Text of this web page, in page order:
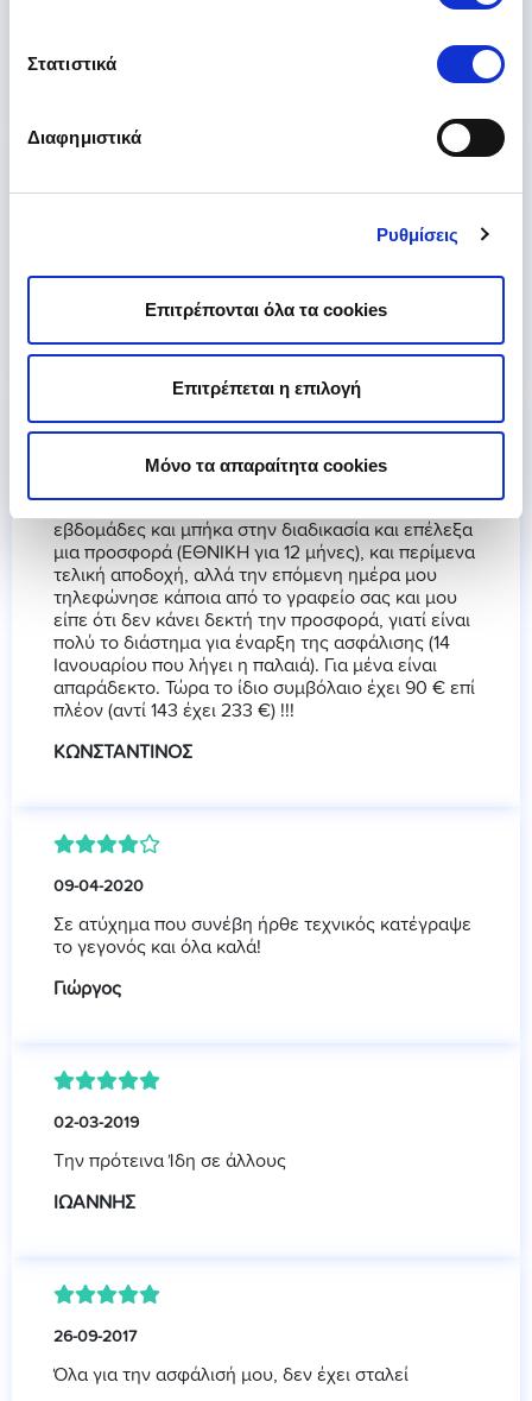
Στατιστικά
Διαφημιστικά
Ρυθμίσεις
Επιτρέπονται όλα τα cookies
Επιτρέπεται η επιλογή
Μόνο τα απαραίτητα cookies
ασφαλιστρων της για το 2021. (Καμμία επαφή με
ΗΛΕΚΤΡΑ
Καλή χρονιά με υγεια , keep going και χορηγηση
εβδομάδες και μπήκα στην διαδικασία και επέλεξα
μια προσφορά (ΕΘΝΙΚΗ για 12 μήνες), και περίμενα
τελική αποδοχή, αλλά την επόμενη ημέρα μου
τηλεφώνησε κάποια από το γραφείο σας και μου
είπε ότι δεν κάνει δεκτή την προσφορά, γιατί είναι
πολύ το διάστημα για έναρξη της ασφάλισης (14
Ιανουαρίου που λήγει η παλαιά). Για μένα είναι
απαράδεκτο. Τώρα το ίδιο συμβόλαιο έχει 90 € επί
πλέον (αντί 143 έχει 233 €) !!!
ΚΩΝΣΤΑΝΤΙΝΟΣ
09-04-2020
Σε ατύχημα που συνέβη ήρθε τεχνικός κατέγραψε
το γεγονός και όλα καλά!
Γιώργος
02-03-2019
Την πρότεινα Ίδη σε άλλους
ΙΩΑΝΝΗΣ
26-09-2017
Όλα για την ασφάλισή μου, δεν έχει σταλεί